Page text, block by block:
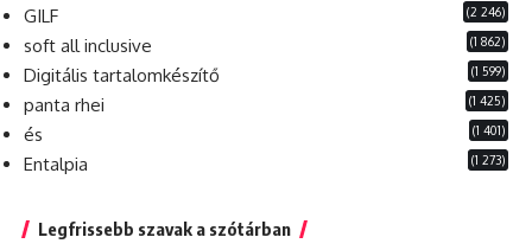
GILF (2 246)
soft all inclusive (1 862)
Digitális tartalomkészítő (1 599)
panta rhei (1 425)
és (1 401)
Entalpia (1 273)
Legfrissebb szavak a szótárban